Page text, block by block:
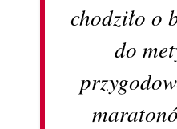
chodziło o
do